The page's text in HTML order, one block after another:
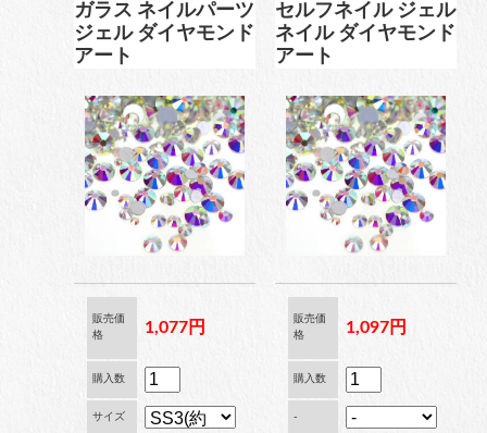
ガラス ネイルパーツ
ジェル ダイヤモンド
アート
販売価
格
1,077円
購入数
サイズ
セルフネイル ジェル
ネイル ダイヤモンド
アート
販売価
格
1,097円
購入数
-